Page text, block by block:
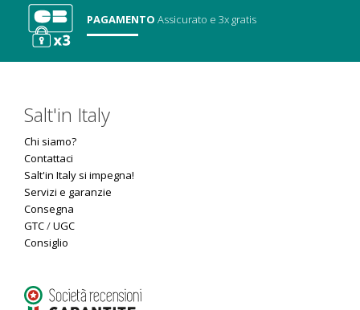
PAGAMENTO Assicurato e 3x gratis
Salt'in Italy
Chi siamo?
Contattaci
Salt'in Italy si impegna!
Servizi e garanzie
Consegna
GTC/UGC
Consiglio